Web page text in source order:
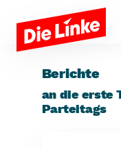
Zum Hauptinhalt springen
Berichte
an die erste
Parteitags